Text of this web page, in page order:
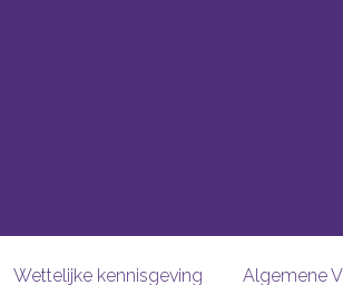
Wettelijke kennisgeving Algemene